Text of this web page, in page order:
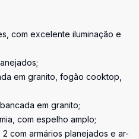
com excelente iluminação e
em granito, fogão cooktop,
em granito;
com espelho amplo;
com armários planejados e ar-